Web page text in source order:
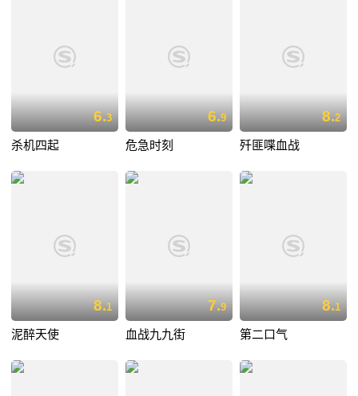
6.3
杀机四起
6.9
危急时刻
8.2
歼匪喋血战
8.1
泥醉天使
7.9
血战九九街
8.1
第二口气